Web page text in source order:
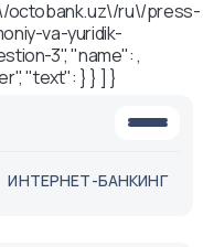
octobank.uz\/ru\/press-
va-yuridik-
3", "name": ,
"text": } } ] }
ИНТЕРНЕТ-БАНКИНГ